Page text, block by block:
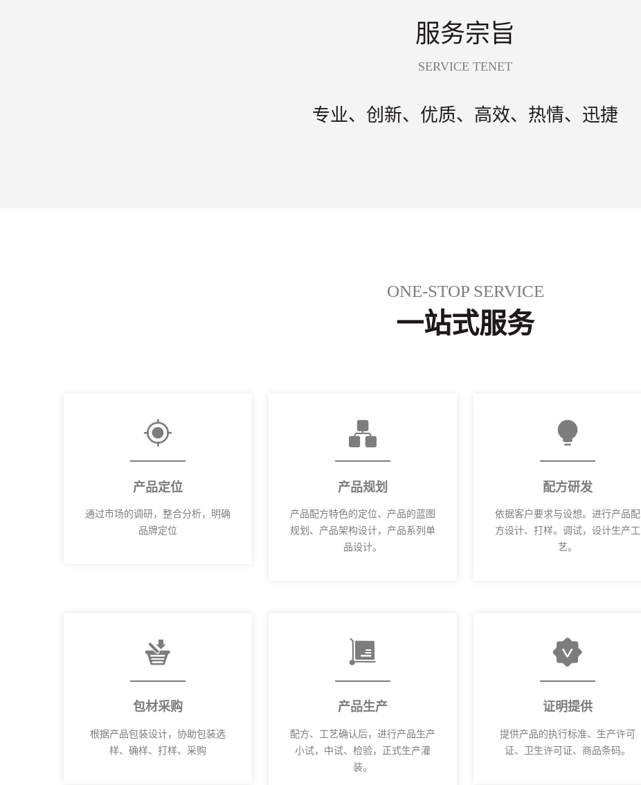
服务宗旨
SERVICE TENET
专业、创新、优质、高效、热情、迅捷
ONE-STOP SERVICE
一站式服务
产品定位
通过市场的调研，整合分析，明确
品牌定位
产品规划
产品配方特色的定位、产品的蓝图
规划、产品架构设计，产品系列单
品设计。
配方研发
依据客户要求与设想。进行产品配
方设计、打样。调试，设计生产工
艺。
包材采购
根据产品包装设计，协助包装选
样、确样、打样、采购
产品生产
配方、工艺确认后，进行产品生产
小试，中试、检验，正式生产灌
装。
证明提供
提供产品的执行标准、生产许可
证、卫生许可证、商品条码。